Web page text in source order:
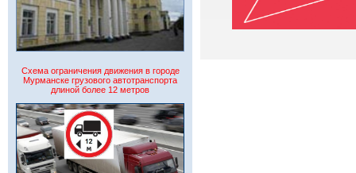
Схема ограничения движения в городе
Мурманске грузового автотранспорта
длиной более 12 метров